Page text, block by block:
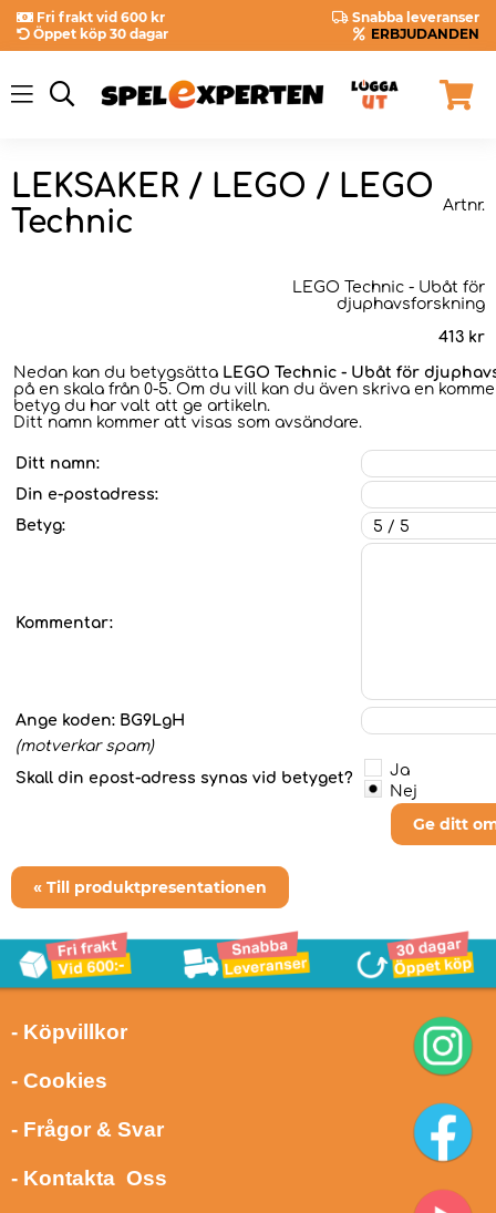
Fri frakt vid 600 kr
Snabba leveranser
Öppet köp 30 dagar
ERBJUDANDEN
LEKSAKER / LEGO / LEGO
Technic
Artnr.
LEGO Technic - Ubåt för
djuphavsforskning
413 kr
Nedan kan du betygsätta LEGO Technic - Ubåt för
på en skala från 0-5. Om du vill kan du även skriva en
betyg du har valt att ge artikeln.
Ditt namn kommer att visas som avsändare.
Ditt namn:
Din e-postadress:
Betyg:
Kommentar:
Ange koden: BG9LgH
(motverkar spam)
Skall din epost-adress synas vid betyget?
Ja
Nej
Ge ditt
« Till produktpresentationen
- Köpvillkor
- Cookies
- Frågor & Svar
- Kontakta Oss